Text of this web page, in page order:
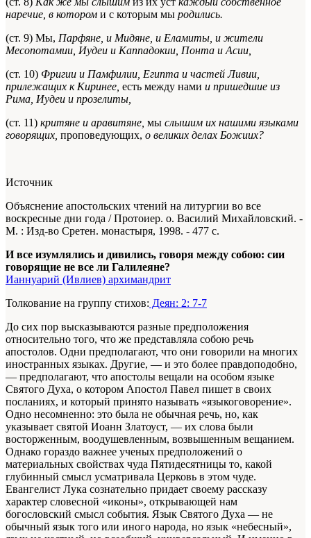
наречие, в котором и с которым мы родились.
(ст. 9) Мы, Парфяне, и Мидяне, и Еламиты, и жители
Месопотамии, Иудеи и Каппадокии, Понта и Асии,
(ст. 10) Фригии и Памфилии, Египта и частей Ливии,
прилежащих к Киринее, есть между нами и пришедшие из
Рима, Иудеи и прозелиты,
(ст. 11) критяне и аравитяне, мы слышим их нашими языками
говорящих, проповедующих, о великих делах Божиих?
Источник
Объяснение апостольских чтений на литургии во все
воскресные дни года / Протоиер. о. Василий Михайловский. -
М. : Изд-во Сретен. монастыря, 1998. - 477 с.
И все изумлялись и дивились, говоря между собою: сии
говорящие не все ли Галилеяне?
Ианнуарий (Ивлиев) архимандрит
Толкование на группу стихов: Деян: 2: 7-7
До сих пор высказываются разные предположения
относительно того, что же представляла собою речь
апостолов. Одни предполагают, что они говорили на многих
иностранных языках. Другие, — и это более правдоподобно,
— предполагают, что апостолы вещали на особом языке
Святого Духа, о котором Апостол Павел пишет в своих
посланиях, и который принято называть «языкоговорение».
Одно несомненно: это была не обычная речь, но, как
указывает святой Иоанн Златоуст, — их слова были
восторженным, воодушевленным, возвышенным вещанием.
Однако гораздо важнее ученых предположений о
материальных свойствах чуда Пятидесятницы то, какой
глубинный смысл усматривала Церковь в этом чуде.
Евангелист Лука сознательно придает своему рассказу
характер словесной «иконы», открывающей нам
богословский смысл события. Язык Святого Духа — не
обычный язык того или иного народа, но язык «небесный»,